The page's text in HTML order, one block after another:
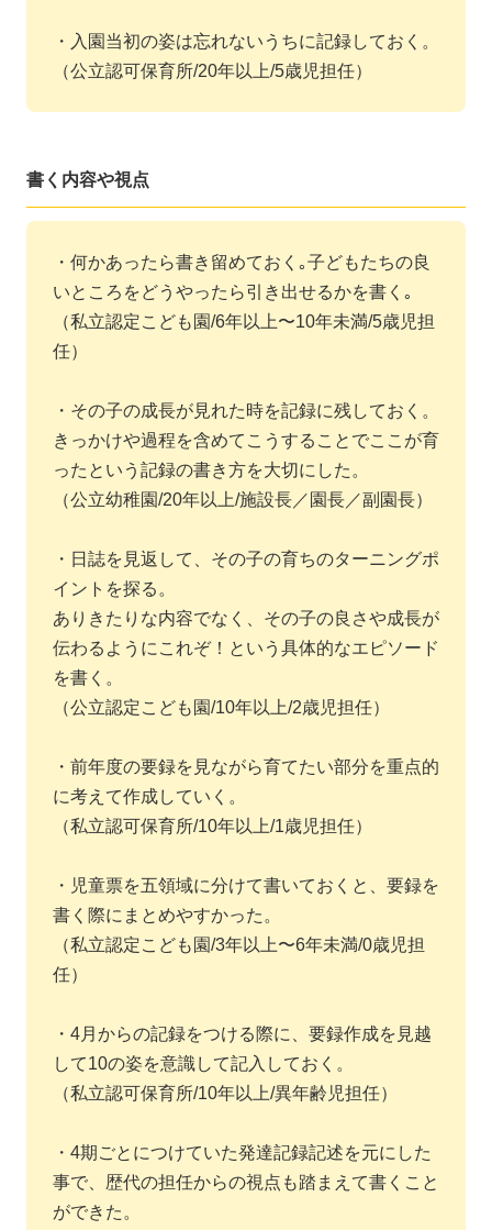
・入園当初の姿は忘れないうちに記録しておく。
（公立認可保育所/20年以上/5歳児担任）
書く内容や視点
・何かあったら書き留めておく｡子どもたちの良
いところをどうやったら引き出せるかを書く｡
（私立認定こども園/6年以上〜10年未満/5歳児担
任）
・その子の成長が見れた時を記録に残しておく。
きっかけや過程を含めてこうすることでここが育
ったという記録の書き方を大切にした。
（公立幼稚園/20年以上/施設長／園長／副園長）
・日誌を見返して、その子の育ちのターニングポ
イントを探る。
ありきたりな内容でなく、その子の良さや成長が
伝わるようにこれぞ！という具体的なエピソード
を書く。
（公立認定こども園/10年以上/2歳児担任）
・前年度の要録を見ながら育てたい部分を重点的
に考えて作成していく。
（私立認可保育所/10年以上/1歳児担任）
・児童票を五領域に分けて書いておくと、要録を
書く際にまとめやすかった。
（​私立認定こども園​/3年以上〜6年未満/0歳児担
任）
・4月からの記録をつける際に、要録作成を見越
して10の姿を意識して記入しておく。
（私立認可保育所/10年以上/異年齢児担任）
・4期ごとにつけていた発達記録記述を元にした
事で、歴代の担任からの視点も踏まえて書くこと
ができた。